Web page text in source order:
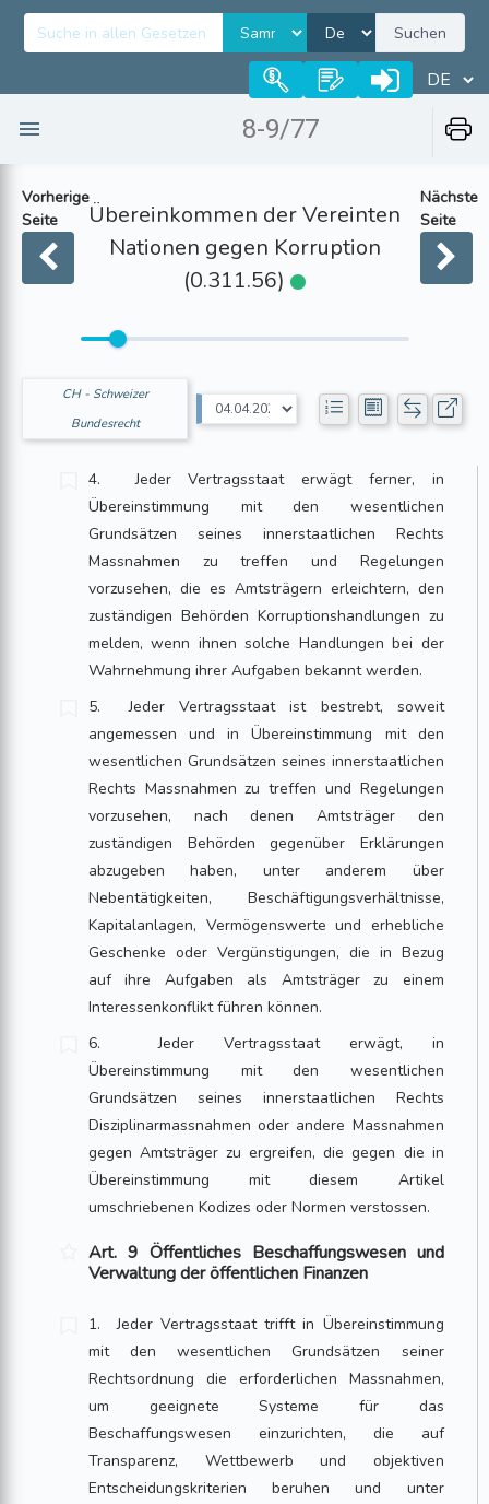
Suchen
8-9/77
Vorherige
Seite
Übereinkommen der Vereinten
Nationen gegen Korruption
(0.311.56)
Nächste
Seite
CH - Schweizer
Bundesrecht
4. Jeder Vertragsstaat erwägt ferner, in
Übereinstimmung mit den wesentlichen
Grundsätzen seines innerstaatlichen Rechts
Massnahmen zu treffen und Regelungen
vorzusehen, die es Amtsträgern erleichtern, den
zuständigen Behörden Korruptionshandlungen zu
melden, wenn ihnen solche Handlungen bei der
Wahrnehmung ihrer Aufgaben bekannt werden.
5. Jeder Vertragsstaat ist bestrebt, soweit
angemessen und in Übereinstimmung mit den
wesentlichen Grundsätzen seines innerstaatlichen
Rechts Massnahmen zu treffen und Regelungen
vorzusehen, nach denen Amtsträger den
zuständigen Behörden gegenüber Erklärungen
abzugeben haben, unter anderem über
Nebentätigkeiten, Beschäftigungsverhältnisse,
Kapitalanlagen, Vermögenswerte und erhebliche
Geschenke oder Vergünstigungen, die in Bezug
auf ihre Aufgaben als Amtsträger zu einem
Interessenkonflikt führen können.
6. Jeder Vertragsstaat erwägt, in
Übereinstimmung mit den wesentlichen
Grundsätzen seines innerstaatlichen Rechts
Disziplinarmassnahmen oder andere Massnahmen
gegen Amtsträger zu ergreifen, die gegen die in
Übereinstimmung mit diesem Artikel
umschriebenen Kodizes oder Normen verstossen.
Art. 9 Öffentliches Beschaffungswesen und
Verwaltung der öffentlichen Finanzen
1. Jeder Vertragsstaat trifft in Übereinstimmung
mit den wesentlichen Grundsätzen seiner
Rechtsordnung die erforderlichen Massnahmen,
um geeignete Systeme für das
Beschaffungswesen einzurichten, die auf
Transparenz, Wettbewerb und objektiven
Entscheidungskriterien beruhen und unter